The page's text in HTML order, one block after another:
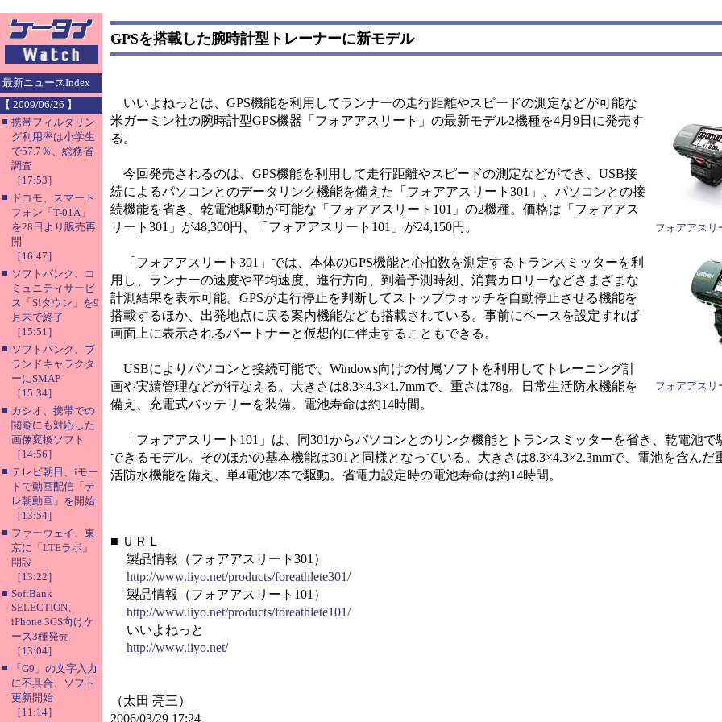
最新ニュースIndex
【 2009/06/26 】
■ 携帯フィルタリン
グ利用率は小学生
で57.7％、総務省
調査
［17:53］
■ ドコモ、スマート
フォン「T-01A」
を28日より販売再
開
［16:47］
■ ソフトバンク、コ
ミュニティサービ
ス「S!タウン」を9
月末で終了
［15:51］
■ ソフトバンク、ブ
ランドキャラクタ
ーにSMAP
［15:34］
■ カシオ、携帯での
閲覧にも対応した
画像変換ソフト
［14:56］
■ テレビ朝日、iモー
ドで動画配信「テ
レ朝動画」を開始
［13:54］
■ ファーウェイ、東
京に「LTEラボ」
開設
［13:22］
■ SoftBank
SELECTION、
iPhone 3GS向けケ
ース3種発売
［13:04］
■
「G9」の文字入力
に不具合、ソフト
更新開始
［11:14］
GPSを搭載した腕時計型トレーナーに新モデル
フォアアスリ
フォアアスリ
いいよねっとは、GPS機能を利用してランナーの走行距離やスピードの測定などが可能な
米ガーミン社の腕時計型GPS機器「フォアアスリート」の最新モデル2機種を4月9日に発売す
る。
今回発売されるのは、GPS機能を利用して走行距離やスピードの測定などができ、USB接
続によるパソコンとのデータリンク機能を備えた「フォアアスリート301」、パソコンとの接
続機能を省き、乾電池駆動が可能な「フォアアスリート101」の2機種。価格は「フォアアス
リート301」が48,300円、「フォアアスリート101」が24,150円。
「フォアアスリート301」では、本体のGPS機能と心拍数を測定するトランスミッターを利
用し、ランナーの速度や平均速度、進行方向、到着予測時刻、消費カロリーなどさまざまな
計測結果を表示可能。GPSが走行停止を判断してストップウォッチを自動停止させる機能を
搭載するほか、出発地点に戻る案内機能なども搭載されている。事前にペースを設定すれば
画面上に表示されるパートナーと仮想的に伴走することもできる。
USBによりパソコンと接続可能で、Windows向けの付属ソフトを利用してトレーニング計
画や実績管理などが行なえる。大きさは8.3×4.3×1.7mmで、重さは78g。日常生活防水機能を
備え、充電式バッテリーを装備。電池寿命は約14時間。
「フォアアスリート101」は、同301からパソコンとのリンク機能とトランスミッターを省き、乾電池で
できるモデル。そのほかの基本機能は301と同様となっている。大きさは8.3×4.3×2.3mmで、電池を含んだ
活防水機能を備え、単4電池2本で駆動。省電力設定時の電池寿命は約14時間。
■ ＵＲＬ
製品情報（フォアアスリート301）
http://www.iiyo.net/products/foreathlete301/
製品情報（フォアアスリート101）
http://www.iiyo.net/products/foreathlete101/
いいよねっと
http://www.iiyo.net/
（太田 亮三）
2006/03/29 17:24